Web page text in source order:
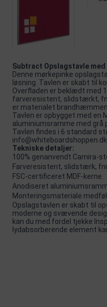
Subtract Opslagstavle
Denne mørkepinke
løsning. Tavlen er skabt til
Overfladen er beklædt med
farveresistent, slidstærkt,
er materialet
Tavlen er opbygget med en
aluminiumsramme med grå
Tavlen findes i 6 standard
info@whiteboardshoppen.dk
Tekniske detaljer:
100% genanvendt Camira-
Farveresistent, slidstærk,
FSC-certificeret MDF-kerne.
Anodiseret
Monteringsmateriale
Opslagstavlen er skabt til
moderne og svævende
kan du med fordel tjekke
lydabsorberende element